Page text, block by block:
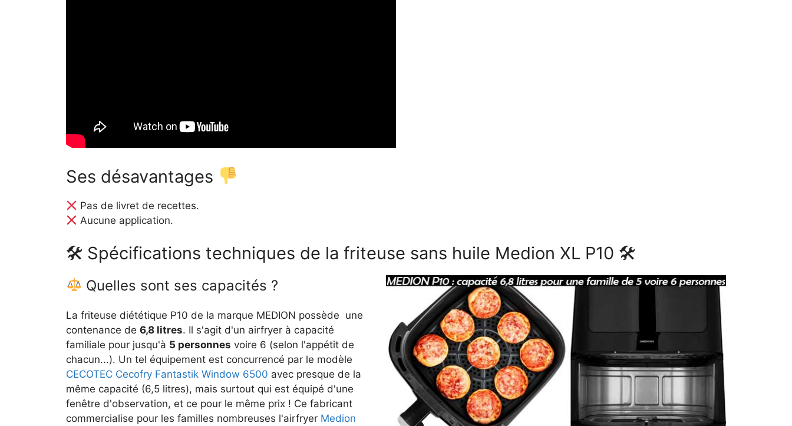
Ses désavantages
Pas de livret de recettes.
Aucune application.
🛠 Spécifications techniques de la friteuse sans huile Medion XL P10 🛠
Quelles sont ses capacités ?
La friteuse diététique P10 de la marque MEDION possède une
contenance de 6,8 litres. Il s'agit d'un airfryer à capacité
familiale pour jusqu'à 5 personnes voire 6 (selon l'appétit de
chacun...). Un tel équipement est concurrencé par le modèle
CECOTEC Cecofry Fantastik Window 6500 avec presque de la
même capacité (6,5 litres), mais surtout qui est équipé d'une
fenêtre d'observation, et ce pour le même prix ! Ce fabricant
commercialise pour les familles nombreuses l'airfryer Medion